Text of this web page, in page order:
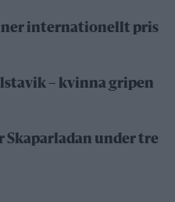
internationellt pris
– kvinna gripen
under tre